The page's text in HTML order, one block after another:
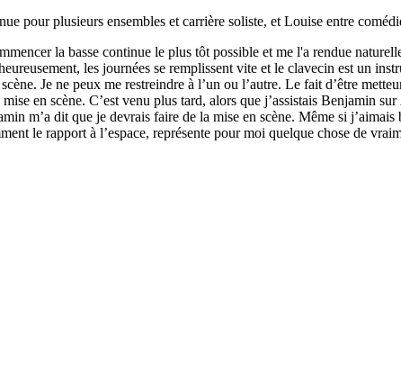
pour plusieurs ensembles et carrière soliste, et Louise entre
la basse continue le plus tôt possible et me l'a rendue
les journées se remplissent vite et le clavecin est un
Je ne peux me restreindre à l’un ou l’autre. Le fait d’être
en scène. C’est venu plus tard, alors que j’assistais Benjamin sur
m’a dit que je devrais faire de la mise en scène. Même si
le rapport à l’espace, représente pour moi quelque chose de